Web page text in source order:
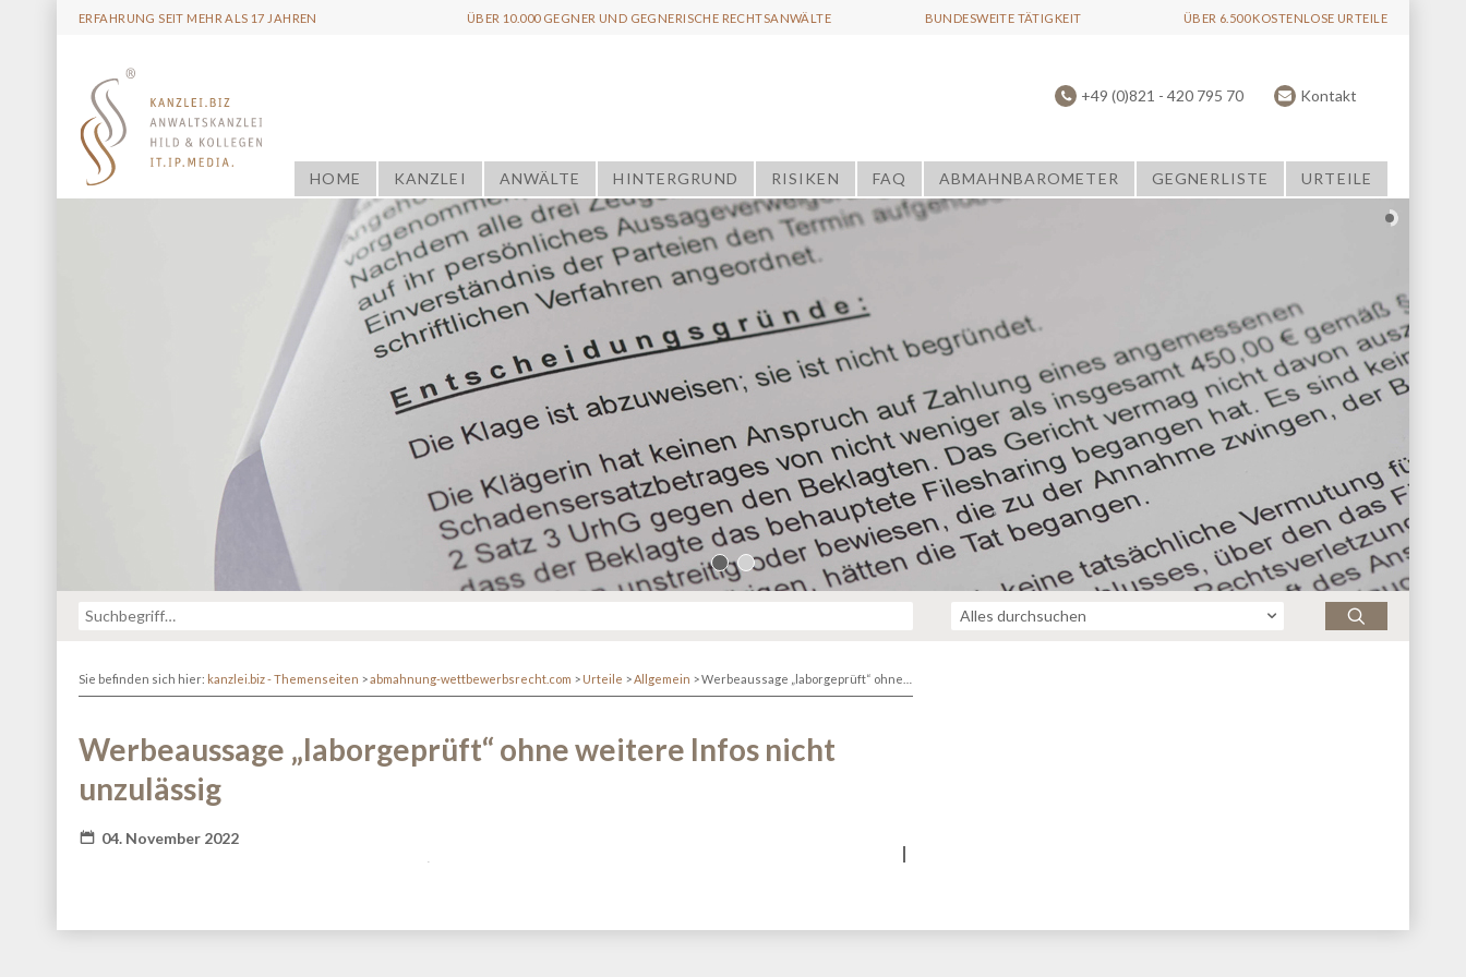
ERFAHRUNG SEIT MEHR ALS 17 JAHREN ÜBER 10.000 GEGNER UND GEGNERISCHE RECHTSANWÄLTE BUNDESWEITE TÄTIGKEIT ÜBER 6.500 KOSTENLOSE URTEILE
+49 (0)821 - 420 795 70 Kontakt
HOME KANZLEI ANWÄLTE HINTERGRUND RISIKEN FAQ ABMAHNBAROMETER GEGNERLISTE URTEILE
Sie befinden sich hier: kanzlei.biz - Themenseiten > abmahnung-wettbewerbsrecht.com > Urteile > Allgemein >Werbeaussage „laborgeprüft“ ohne weitere Infos nicht unzulässig
Werbeaussage „laborgeprüft“ ohne weitere Infos nicht
unzulässig
04. November 2022
: Redefinition of parameter $_ in